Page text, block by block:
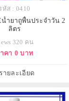
หัส : 0410
น้ำยาถูพื้นประจำวัน 2
ลิตร
320 คน
คา 0 บาท
ายละเอียด